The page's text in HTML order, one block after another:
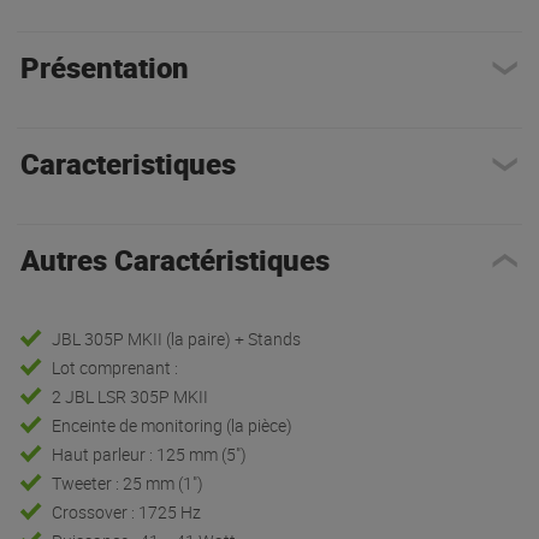
Présentation
Caracteristiques
Autres Caractéristiques
JBL 305P MKII (la paire) + Stands
Lot comprenant :
2 JBL LSR 305P MKII
Enceinte de monitoring (la pièce)
Haut parleur : 125 mm (5")
Tweeter : 25 mm (1")
Crossover : 1725 Hz